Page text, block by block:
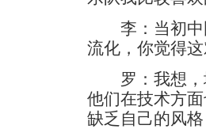
李：当初中国
流化，你觉得
罗：我想，
他们在技术方
缺乏自己的风